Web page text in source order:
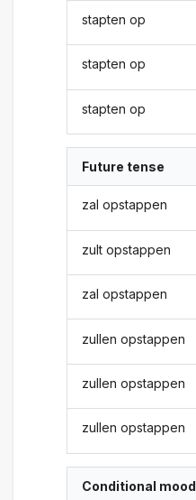
stapten op
stapten op
stapten op
Future tense
zal opstappen
zult opstappen
zal opstappen
zullen opstappen
zullen opstappen
zullen opstappen
Conditional mood